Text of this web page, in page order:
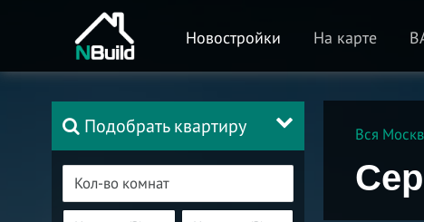
Новостройки На карте
Подобрать квартиру Вся